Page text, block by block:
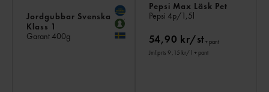
Jordgubbar Svenska
Klass 1
Garant 400g
Pepsi Max Läsk Pet
Pepsi 4p/1,5l
54,90 kr/st+ pant
Jmf.pris 9,15 kr/ l + pant